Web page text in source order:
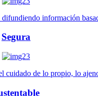
información
Segura
cuidado de lo propio, lo